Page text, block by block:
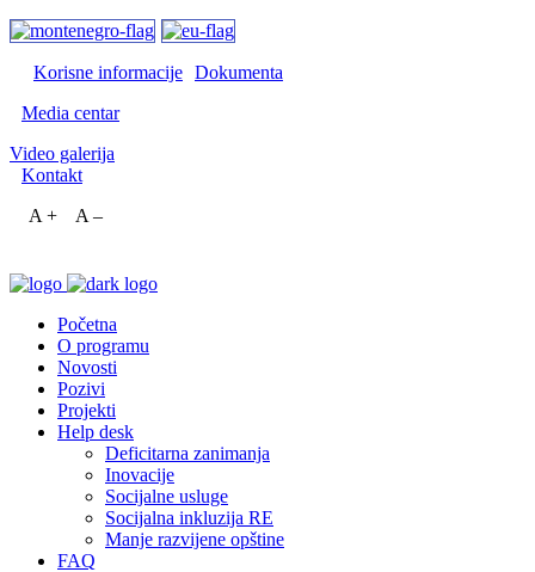
Korisne informacije Dokumenta
Media centar
Video galerija
Kontakt
A +
A –
Početna
O programu
Novosti
Pozivi
Projekti
Help desk
Deficitarna zanimanja
Inovacije
Socijalne usluge
Socijalna inkluzija RE
Manje razvijene opštine
FAQ